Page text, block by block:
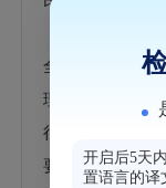
（国办公开办
全文由“总体情
理政府信息公开
行政诉讼情况”“
要报告的事项”
开启后5天
置语言的译